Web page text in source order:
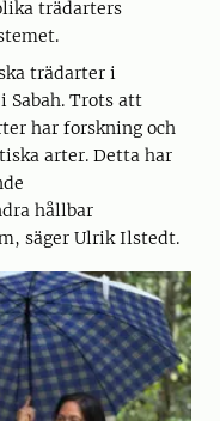
trädarters
trädarter i
Sabah. Trots att
har forskning och
arter. Detta har
hållbar
säger Ulrik Ilstedt.